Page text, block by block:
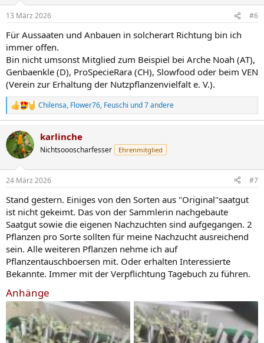
e
:
13 März 2026 #6
Für Aussaaten und Anbauen in solcherart Richtung bin ich
immer offen.
Bin nicht umsonst Mitglied zum Beispiel bei Arche Noah (AT),
Genbaenkle (D), ProSpecieRara (CH), Slowfood oder beim VEN
(Verein zur Erhaltung der Nutzpflanzenvielfalt e. V.).
R
e
k
i
e
:
Chilensa, Flower76, Feuschi und 7 andere
karlinche
Nichtsoooscharfesser Ehrenmitglied
24 März 2026 #7
Stand gestern. Einiges von den Sorten aus "Original"saatgut
ist nicht gekeimt. Das von der Sammlerin nachgebaute
Saatgut sowie die eigenen Nachzuchten sind aufgegangen. 2
Pflanzen pro Sorte sollten für meine Nachzucht ausreichend
sein. Alle weiteren Pflanzen nehme ich auf
Pflanzentauschboersen mit. Oder erhalten Interessierte
Bekannte. Immer mit der Verpflichtung Tagebuch zu führen.
Anhänge